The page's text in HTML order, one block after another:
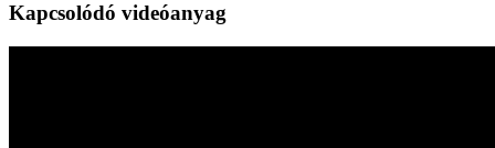
Kapcsolódó videóanyag